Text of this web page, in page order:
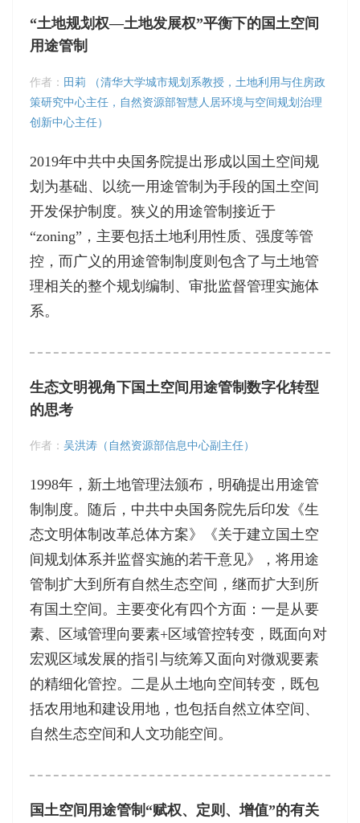
“土地规划权—土地发展权”平衡下的国土空间
用途管制
作者： 田莉 （清华大学城市规划系教授，土地利用与住房政
策研究中心主任，自然资源部智慧人居环境与空间规划治理
创新中心主任）
2019年中共中央国务院提出形成以国土空间规
划为基础、以统一用途管制为手段的国土空间
开发保护制度。狭义的用途管制接近于
“zoning”，主要包括土地利用性质、强度等管
控，而广义的用途管制制度则包含了与土地管
理相关的整个规划编制、审批监督管理实施体
系。
生态文明视角下国土空间用途管制数字化转型
的思考
作者： 吴洪涛（自然资源部信息中心副主任）
1998年，新土地管理法颁布，明确提出用途管
制制度。随后，中共中央国务院先后印发《生
态文明体制改革总体方案》《关于建立国土空
间规划体系并监督实施的若干意见》，将用途
管制扩大到所有自然生态空间，继而扩大到所
有国土空间。主要变化有四个方面：一是从要
素、区域管理向要素+区域管控转变，既面向对
宏观区域发展的指引与统筹又面向对微观要素
的精细化管控。二是从土地向空间转变，既包
括农用地和建设用地，也包括自然立体空间、
自然生态空间和人文功能空间。
国土空间用途管制“赋权、定则、增值”的有关